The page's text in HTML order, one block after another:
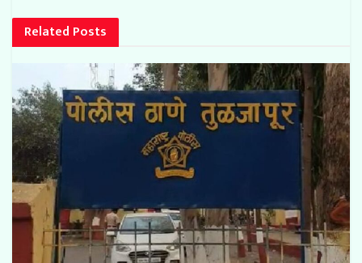
Related Posts